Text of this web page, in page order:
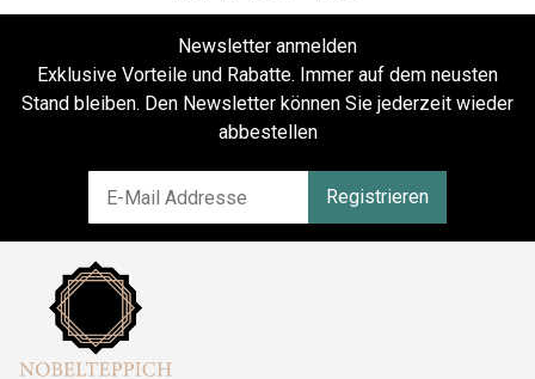
Newsletter anmelden
Exklusive Vorteile und Rabatte. Immer auf dem neusten
Stand bleiben. Den Newsletter können Sie jederzeit wieder
abbestellen
Registrieren